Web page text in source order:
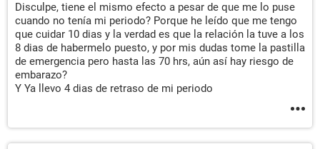
Disculpe, tiene el mismo efecto a pesar de que me lo puse
cuando no tenía mi periodo? Porque he leído que me tengo
que cuidar 10 dias y la verdad es que la relación la tuve a los
8 dias de habermelo puesto, y por mis dudas tome la pastilla
de emergencia pero hasta las 70 hrs, aún así hay riesgo de
embarazo?
Y Ya llevo 4 dias de retraso de mi periodo